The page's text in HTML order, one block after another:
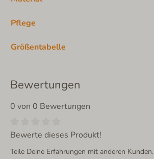
Pflege
Größentabelle
Bewertungen
0 von 0 Bewertungen
Bewerte dieses Produkt!
Teile Deine Erfahrungen mit anderen Kunden.